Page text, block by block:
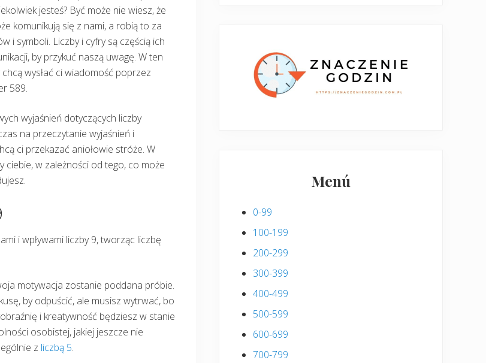
jesteś? Być może nie wiesz, że
komunikują się z nami, a robią to za
i symboli. Liczby i cyfry są częścią ich
by przykuć naszą uwagę. W ten
wysłać ci wiadomość poprzez
589.
wyjaśnień dotyczących liczby
na przeczytanie wyjaśnień i
ci przekazać aniołowie stróże. W
ciebie, w zależności od tego, co może
i wpływami liczby 9, tworząc liczbę
motywacja zostanie poddana próbie.
by odpuścić, ale musisz wytrwać, bo
i kreatywność będziesz w stanie
osobistej, jakiej jeszcze nie
z liczbą 5.
Menú
0-99
100-199
200-299
300-399
400-499
500-599
600-699
700-799